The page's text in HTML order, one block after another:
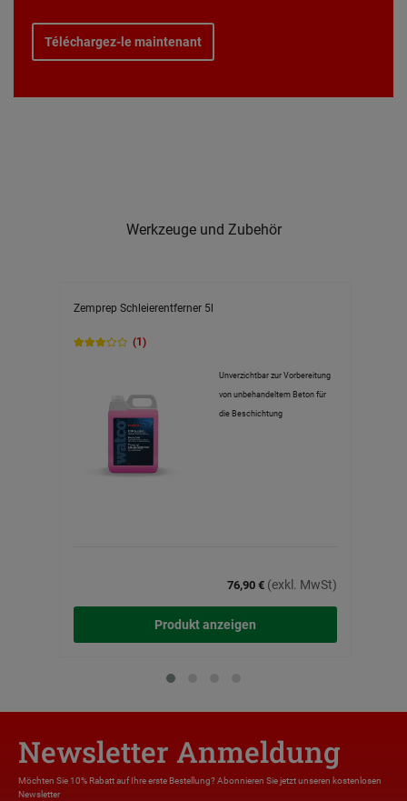
Téléchargez-le maintenant
Werkzeuge und Zubehör
Zemprep Schleierentferner 5l
(1)
Unverzichtbar zur Vorbereitung
von unbehandeltem Beton für
die Beschichtung
76,90 € (exkl. MwSt)
Produkt anzeigen
Newsletter Anmeldung
Möchten Sie 10% Rabatt auf Ihre erste Bestellung? Abonnieren Sie jetzt unseren kostenlosen
Newsletter